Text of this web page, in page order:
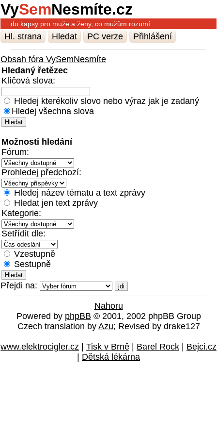
VySemNesmíte.cz
… do kapsy pro muže a ženy, co mužům rozumí
Hl. strana Hledat PC verze Přihlášení
Obsah fóra VySemNesmíte
Hledaný řetězec
Klíčová slova:
Hledej kterékoliv slovo nebo výraz jak je zadaný
Hledej všechna slova
Možnosti hledání
Fórum:
Prohledej předchozí:
Hledej název tématu a text zprávy
Hledat jen text zprávy
Kategorie:
Setřídit dle:
Vzestupně
Sestupně
Přejdi na:
Nahoru
Powered by phpBB © 2001, 2002 phpBB Group
Czech translation by Azu; Revised by drake127
www.elektrocigler.cz Tisk v Brně Barel Rock
Bejci.cz
Dětská lékárna